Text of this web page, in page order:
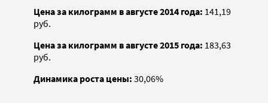
Цена за килограмм в августе 2014 года: 141,19
руб.
Цена за килограмм в августе 2015 года: 183,63
руб.
Динамика роста цены: 30,06%